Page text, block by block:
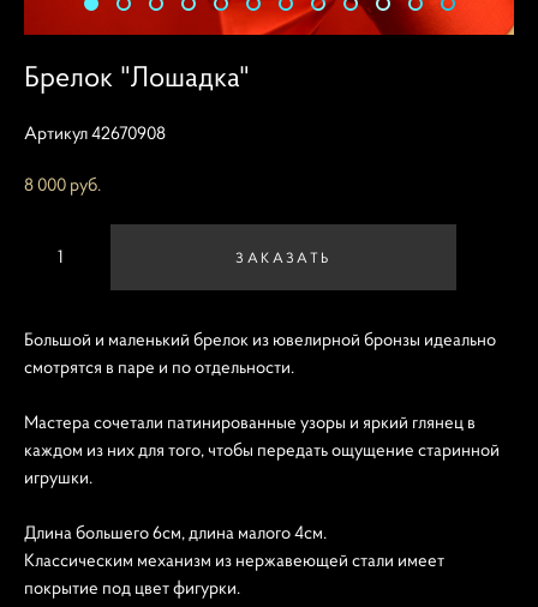
Брелок "Лошадка"
Артикул 42670908
8 000 pуб.
ЗАКАЗАТЬ
Большой и маленький брелок из ювелирной бронзы идеально
смотрятся в паре и по отдельности.
Мастера сочетали патинированные узоры и яркий глянец в
каждом из них для того, чтобы передать ощущение старинной
игрушки.
Длина большего 6см, длина малого 4см.
Классическим механизм из нержавеющей стали имеет
покрытие под цвет фигурки.